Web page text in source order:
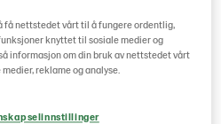
få nettstedet vårt til å fungere ordentlig,
knyttet til sosiale medier og
informasjon om din bruk av nettstedet vårt
reklame og analyse.